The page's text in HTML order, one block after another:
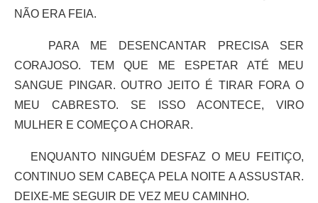
NÃO ERA FEIA.
PARA ME DESENCANTAR PRECISA SER
CORAJOSO. TEM QUE ME ESPETAR ATÉ MEU
SANGUE PINGAR. OUTRO JEITO É TIRAR FORA O
MEU CABRESTO. SE ISSO ACONTECE, VIRO
MULHER E COMEÇO A CHORAR.
ENQUANTO NINGUÉM DESFAZ O MEU FEITIÇO,
CONTINUO SEM CABEÇA PELA NOITE A ASSUSTAR.
DEIXE-ME SEGUIR DE VEZ MEU CAMINHO.